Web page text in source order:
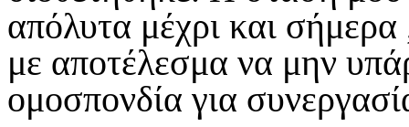
απόλυτα μέχρι και
με αποτέλεσμα να μην
ομοσπονδία για